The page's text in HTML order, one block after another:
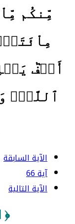
مِّنكُم
أَلۡفٞ
ٱللَّهِۗ
الآية السابقة
آية 66
الآية التالية
﴿